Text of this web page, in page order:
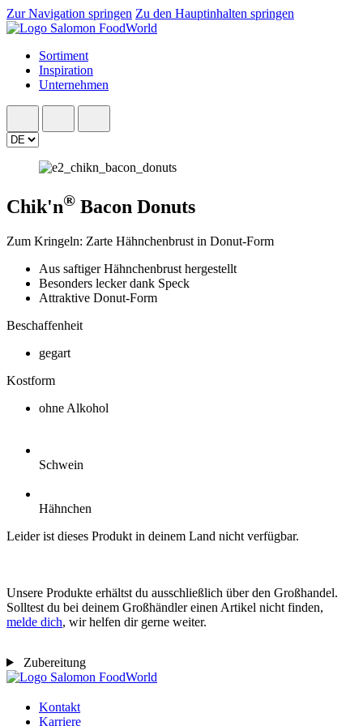
Zur Navigation springen Zu den Hauptinhalten springen
Sortiment
Inspiration
Unternehmen
Chik'n® Bacon Donuts
Zum Kringeln: Zarte Hähnchenbrust in Donut-Form
Aus saftiger Hähnchenbrust hergestellt
Besonders lecker dank Speck
Attraktive Donut-Form
Beschaffenheit
gegart
Kostform
ohne Alkohol
Schwein
Hähnchen
Leider ist dieses Produkt in deinem Land nicht verfügbar.
Unsere Produkte erhältst du ausschließlich über den Großhandel.
Solltest du bei deinem Großhändler einen Artikel nicht finden,
melde dich, wir helfen dir gerne weiter.
Zubereitung
Kontakt
Karriere